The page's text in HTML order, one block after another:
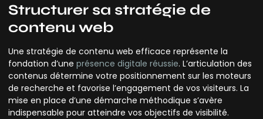
Structurer sa stratégie de
contenu web
Une stratégie de contenu web efficace représente la
fondation d’une présence digitale réussie. L’articulation des
contenus détermine votre positionnement sur les moteurs
de recherche et favorise l’engagement de vos visiteurs. La
mise en place d’une démarche méthodique s’avère
indispensable pour atteindre vos objectifs de visibilité.